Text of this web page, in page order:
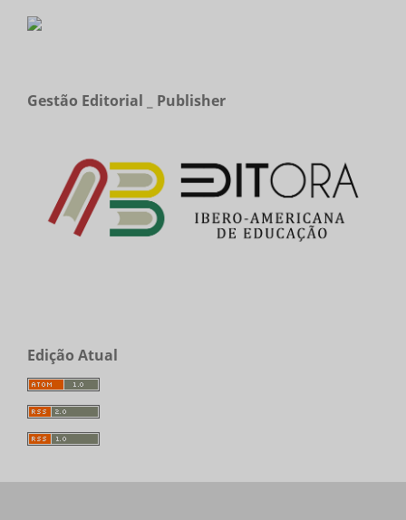
Gestão Editorial _ Publisher
Edição Atual